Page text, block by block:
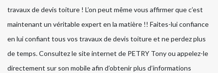
travaux de devis toiture ! L’on peut même vous affirmer que c’est
maintenant un véritable expert en la matière !! Faites-lui confiance
en lui confiant tous vos travaux de devis toiture et ne perdez plus
de temps. Consultez le site internet de PETRY Tony ou appelez-le
directement sur son mobile afin d’obtenir plus d’informations